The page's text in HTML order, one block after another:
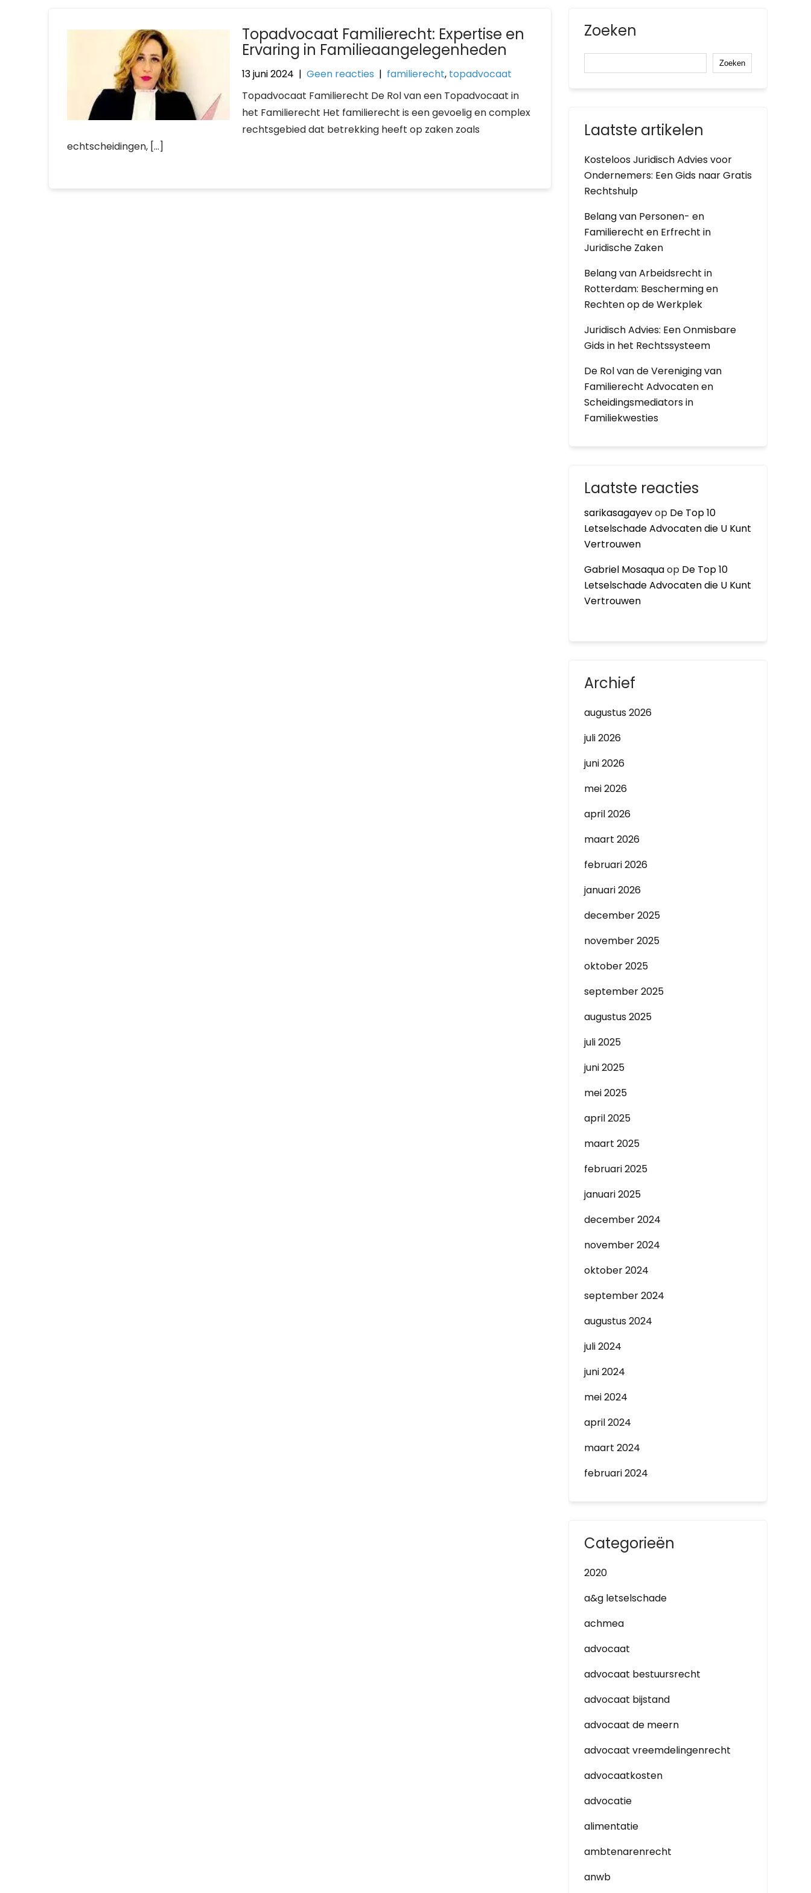
Topadvocaat Familierecht: Expertise en
Ervaring in Familieaangelegenheden
13 juni 2024 |Geen reacties | familierecht, topadvocaat
Topadvocaat Familierecht De Rol van een Topadvocaat in
het Familierecht Het familierecht is een gevoelig en complex
rechtsgebied dat betrekking heeft op zaken zoals
echtscheidingen, […]
Zoeken
Zoeken
Laatste artikelen
Kosteloos Juridisch Advies voor
Ondernemers: Een Gids naar Gratis
Rechtshulp
Belang van Personen- en
Familierecht en Erfrecht in
Juridische Zaken
Belang van Arbeidsrecht in
Rotterdam: Bescherming en
Rechten op de Werkplek
Juridisch Advies: Een Onmisbare
Gids in het Rechtssysteem
De Rol van de Vereniging van
Familierecht Advocaten en
Scheidingsmediators in
Familiekwesties
Laatste reacties
sarikasagayevop De Top 10
Letselschade Advocaten die U Kunt
Vertrouwen
Gabriel Mosaquaop De Top 10
Letselschade Advocaten die U Kunt
Vertrouwen
Archief
augustus 2026
juli 2026
juni 2026
mei 2026
april 2026
maart 2026
februari 2026
januari 2026
december 2025
november 2025
oktober 2025
september 2025
augustus 2025
juli 2025
juni 2025
mei 2025
april 2025
maart 2025
februari 2025
januari 2025
december 2024
november 2024
oktober 2024
september 2024
augustus 2024
juli 2024
juni 2024
mei 2024
april 2024
maart 2024
februari 2024
Categorieën
2020
a&g letselschade
achmea
advocaat
advocaat bestuursrecht
advocaat bijstand
advocaat de meern
advocaat vreemdelingenrecht
advocaatkosten
advocatie
alimentatie
ambtenarenrecht
anwb